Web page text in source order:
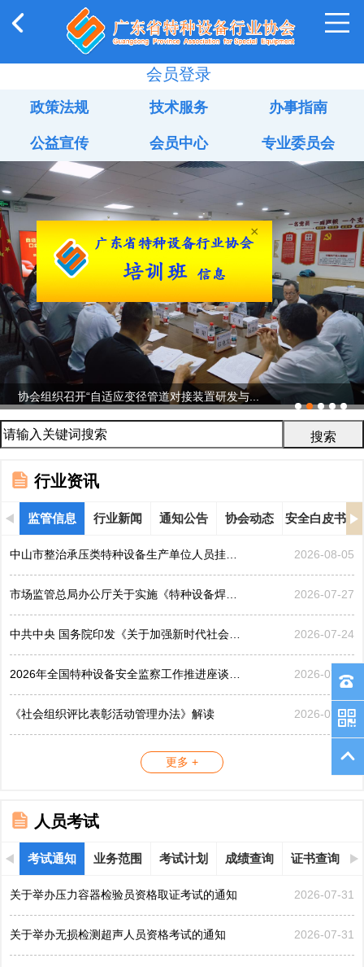
会员登录
政策法规 技术服务 办事指南
公益宣传 会员中心 专业委员会
协会组织召开“自适应变径管道对接装置研发与...
行业资讯
监管信息 行业新闻 通知公告 协会动态 安全白皮书
中山市整治承压类特种设备生产单位人员挂靠、临时凑岗、... 2026-08-05
市场监管总局办公厅关于实施《特种设备焊接操作人员考核... 2026-07-27
中共中央 国务院印发《关于加强新时代社会工作的意见》 2026-07-24
2026年全国特种设备安全监察工作推进座谈会在黑龙江哈... 2026-07-21
《社会组织评比表彰活动管理办法》解读 2026-07-17
更多 +
人员考试
考试通知 业务范围 考试计划 成绩查询 证书查询
关于举办压力容器检验员资格取证考试的通知 2026-07-31
关于举办无损检测超声人员资格考试的通知 2026-07-31
×